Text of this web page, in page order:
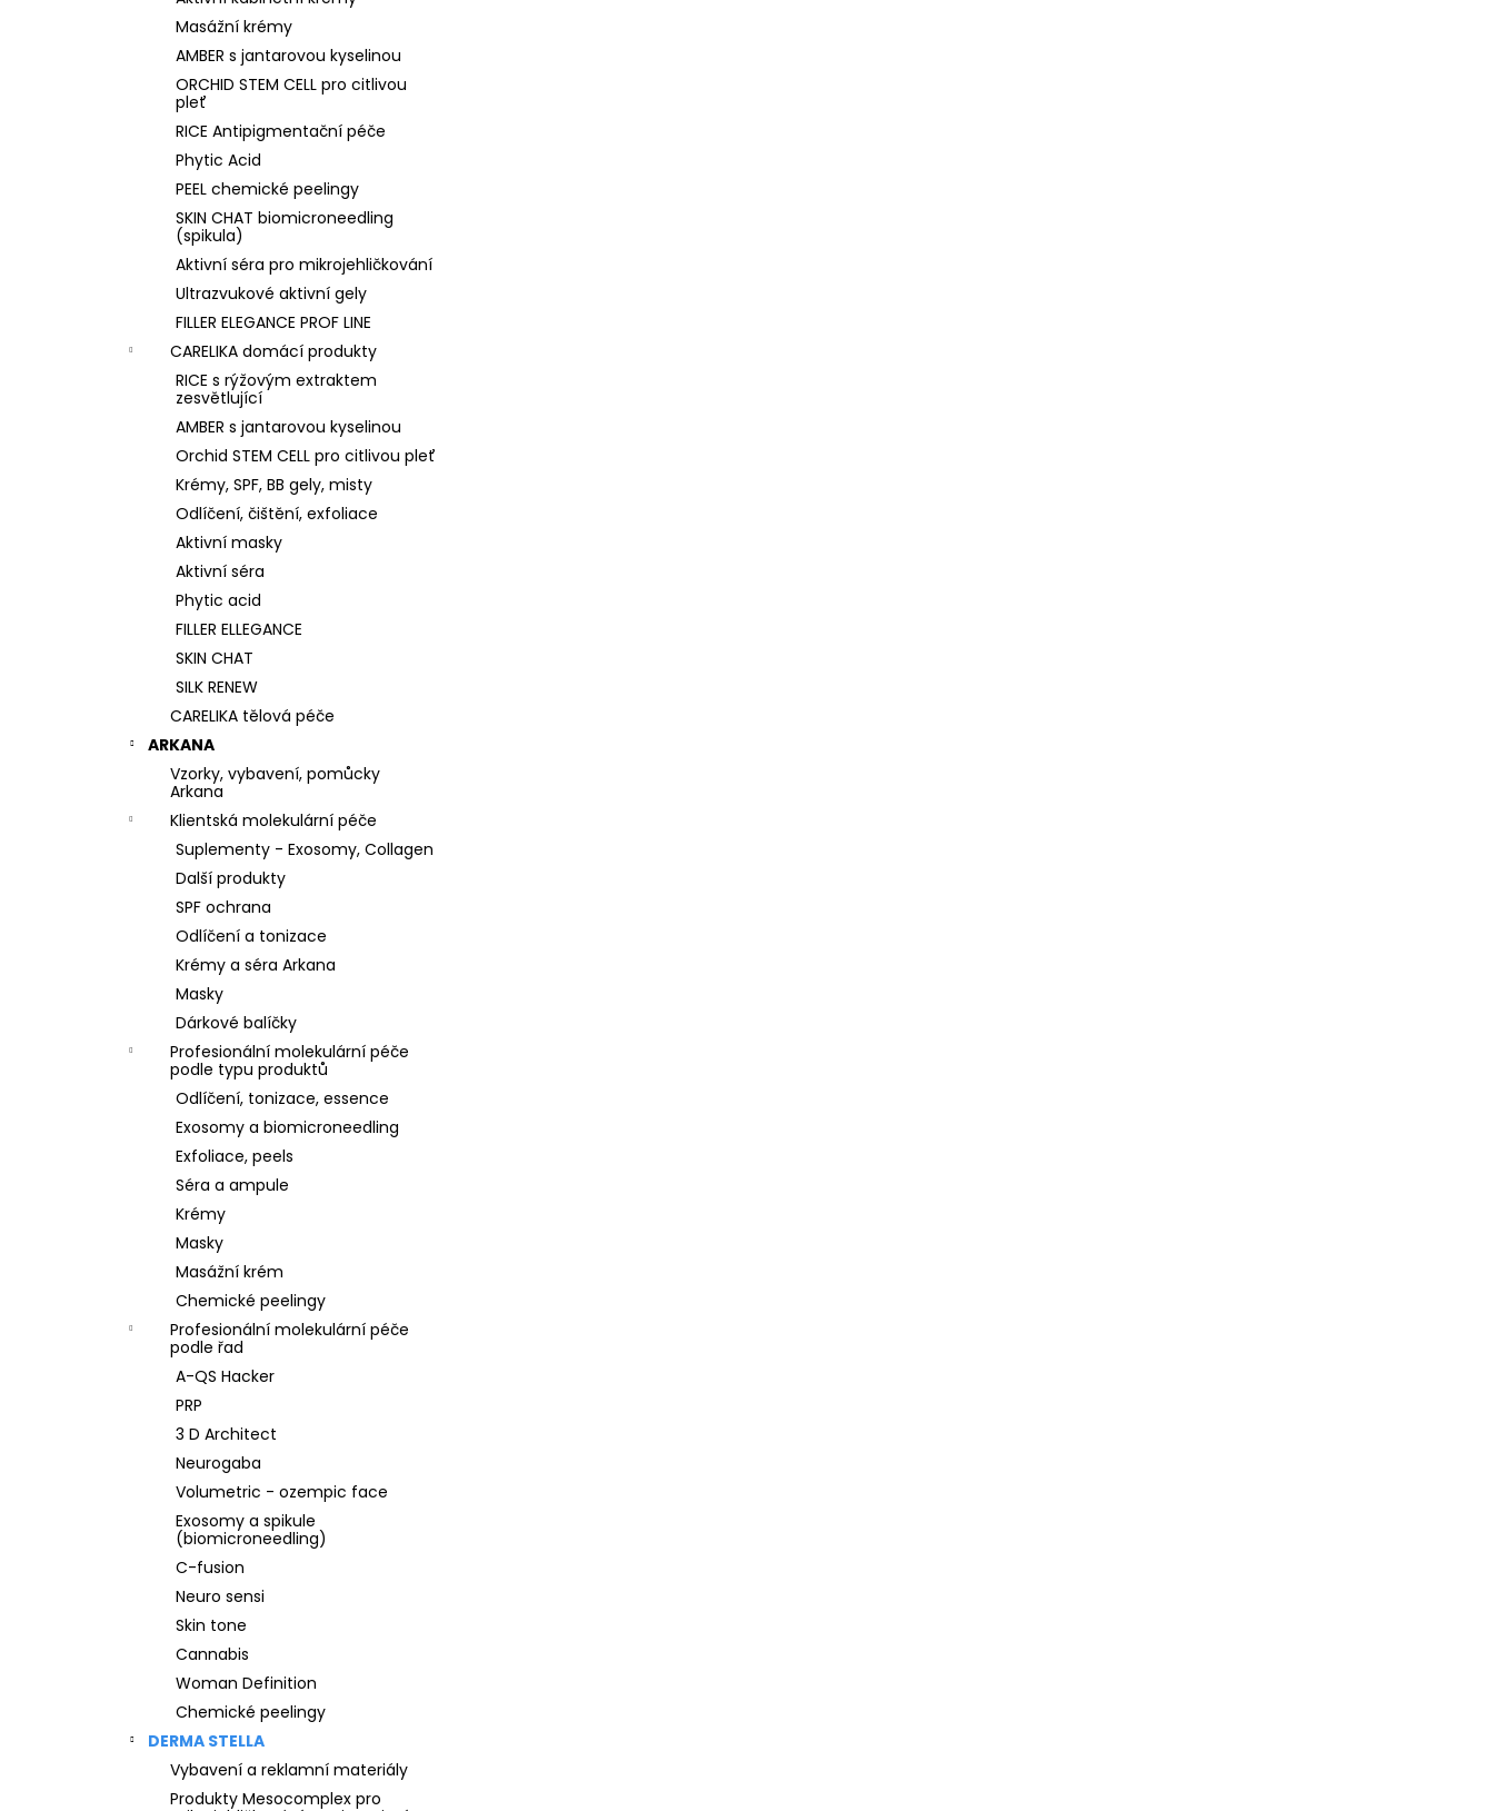
Masážní krémy
AMBER s jantarovou kyselinou
ORCHID STEM CELL pro citlivou
pleť
RICE Antipigmentační péče
Phytic Acid
PEEL chemické peelingy
SKIN CHAT biomicroneedling
(spikula)
Aktivní séra pro mikrojehličkování
Ultrazvukové aktivní gely
FILLER ELEGANCE PROF LINE
CARELIKA domácí produkty
RICE s rýžovým extraktem
zesvětlující
AMBER s jantarovou kyselinou
Orchid STEM CELL pro citlivou pleť
Krémy, SPF, BB gely, misty
Odlíčení, čištění, exfoliace
Aktivní masky
Aktivní séra
Phytic acid
FILLER ELLEGANCE
SKIN CHAT
SILK RENEW
CARELIKA tělová péče
ARKANA
Vzorky, vybavení, pomůcky
Arkana
Klientská molekulární péče
Suplementy - Exosomy, Collagen
Další produkty
SPF ochrana
Odlíčení a tonizace
Krémy a séra Arkana
Masky
Dárkové balíčky
Profesionální molekulární péče
podle typu produktů
Odlíčení, tonizace, essence
Exosomy a biomicroneedling
Exfoliace, peels
Séra a ampule
Krémy
Masky
Masážní krém
Chemické peelingy
Profesionální molekulární péče
podle řad
A-QS Hacker
PRP
3 D Architect
Neurogaba
Volumetric - ozempic face
Exosomy a spikule
(biomicroneedling)
C-fusion
Neuro sensi
Skin tone
Cannabis
Woman Definition
Chemické peelingy
DERMA STELLA
Vybavení a reklamní materiály
Produkty Mesocomplex pro